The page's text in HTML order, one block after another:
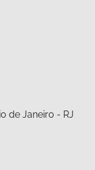
de Janeiro - RJ